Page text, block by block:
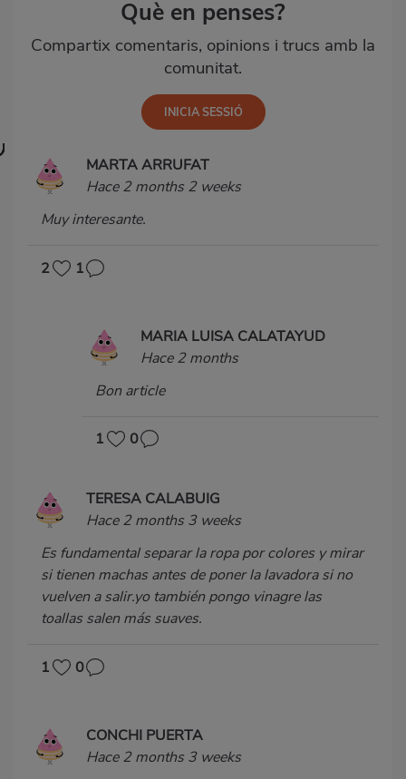
Què en penses?
Compartix comentaris, opinions i trucs amb la
comunitat.
MARTA ARRUFAT
Hace 2 months 2 weeks
Muy interesante.
2 1
MARIA LUISA CALATAYUD
Hace 2 months
Bon article
1 0
TERESA CALABUIG
Hace 2 months 3 weeks
Es fundamental separar la ropa por colores y mirar
si tienen machas antes de poner la lavadora si no
vuelven a salir.yo también pongo vinagre las
toallas salen más suaves.
1 0
CONCHI PUERTA
Hace 2 months 3 weeks